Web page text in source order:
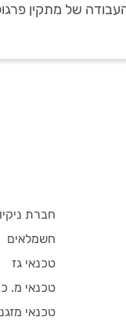
של מתקין
חברת
חשמלאים
טכנאי גז
טכנאי מ.
טכנאי